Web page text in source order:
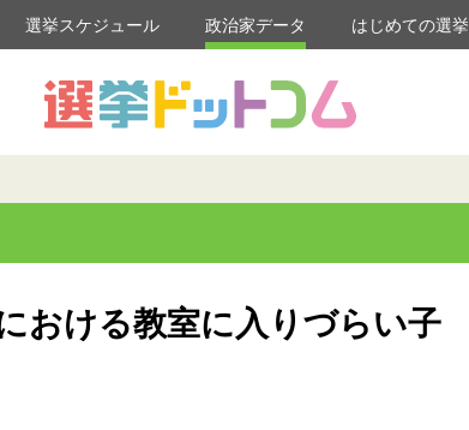
選挙スケジュール 政治家データ はじめての選挙
おける教室に入りづらい子